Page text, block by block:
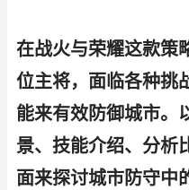
在战火与荣耀这款策
位主将，面临各种挑
能来有效防御城市。
景、技能介绍、分析
面来探讨城市防守中